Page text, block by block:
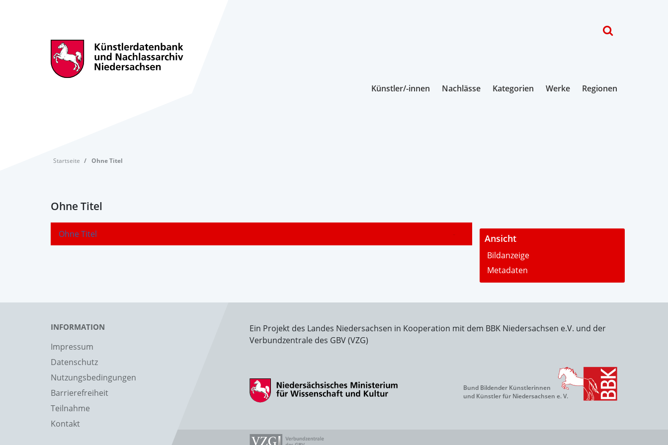
Künstler/-innen Nachlässe Kategorien Werke Regionen
Startseite Ohne Titel
Ohne Titel
Ohne Titel - Ansicht
Bildanzeige
Metadaten
INFORMATION
Impressum
Datenschutz
Nutzungsbedingungen
Barrierefreiheit
Teilnahme
Kontakt
Ein Projekt des Landes Niedersachsen in Kooperation mit dem BBK Niedersachsen e.V. und der
Verbundzentrale des GBV (VZG)
Bund Bildender Künstlerinnen
und Künstler für Niedersachsen e. V.